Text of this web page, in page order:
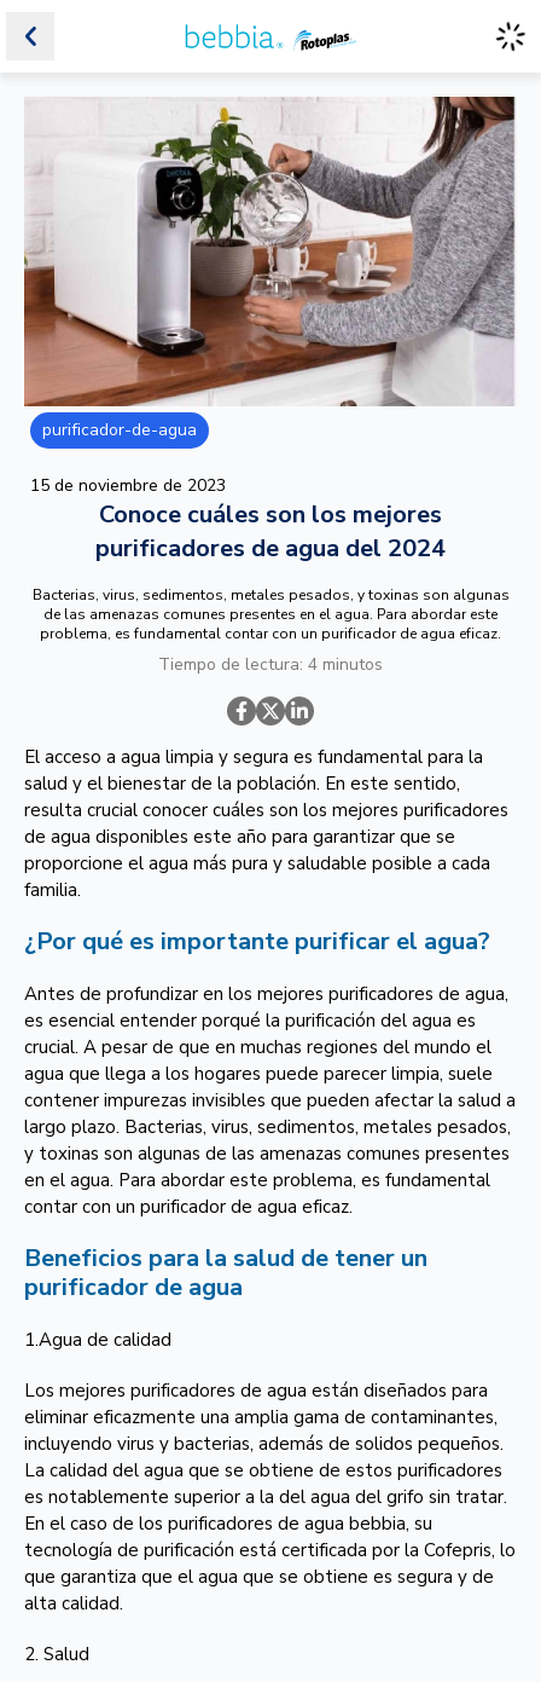
purificador-de-agua
15 de noviembre de 2023
Conoce cuáles son los mejores
purificadores de agua del 2024
Bacterias, virus, sedimentos, metales pesados, y toxinas son algunas
de las amenazas comunes presentes en el agua. Para abordar este
problema, es fundamental contar con un purificador de agua eficaz.
Tiempo de lectura: 4 minutos
El acceso a agua limpia y segura es fundamental para la
salud y el bienestar de la población. En este sentido,
resulta crucial conocer cuáles son los mejores purificadores
de agua disponibles este año para garantizar que se
proporcione el agua más pura y saludable posible a cada
familia.
¿Por qué es importante purificar el agua?
Antes de profundizar en los mejores purificadores de agua,
es esencial entender porqué la purificación del agua es
crucial. A pesar de que en muchas regiones del mundo el
agua que llega a los hogares puede parecer limpia, suele
contener impurezas invisibles que pueden afectar la salud a
largo plazo. Bacterias, virus, sedimentos, metales pesados,
y toxinas son algunas de las amenazas comunes presentes
en el agua. Para abordar este problema, es fundamental
contar con un purificador de agua eficaz.
Beneficios para la salud de tener un
purificador de agua
1.Agua de calidad
Los mejores purificadores de agua están diseñados para
eliminar eficazmente una amplia gama de contaminantes,
incluyendo virus y bacterias, además de solidos pequeños.
La calidad del agua que se obtiene de estos purificadores
es notablemente superior a la del agua del grifo sin tratar.
En el caso de los purificadores de agua bebbia, su
tecnología de purificación está certificada por la Cofepris, lo
que garantiza que el agua que se obtiene es segura y de
alta calidad.
2. Salud